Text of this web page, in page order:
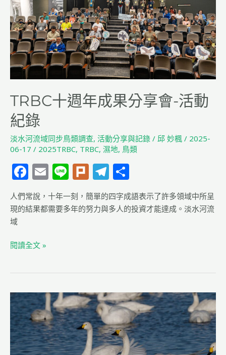
TRBC十週年成果分享會-活動
紀錄
淡水河流域同步鳥類調查, 活動分享與記錄 / 邱 妙楓 / 2025-
06-17 / 2025TRBC, TRBC, 濕地, 鳥類
F
a
c
e
b
o
o
E
m
ai
l
Li
n
e
Pl
u
rk
T
el
e
g
享
人們常說，十年一刻，簡單的四字成語表示了許多領域中所呈
現的結果都需要多年的努力與多人的投資才能達成。淡水河流
域
年
成
果
分
享
會-
活
動
紀
錄
閱讀全文 »
走
訪
日
本
千